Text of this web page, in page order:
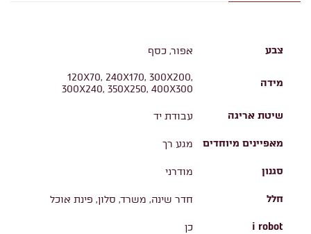
צבע אפור, כסף
מידה
120X70, 240X170, 300X200,
300X240, 350X250, 400X300
שיטת אריגה עבודת יד
מאפיינים מיוחדים מגע רך
סגנון מודרני
חלל חדר שינה, משרד, סלון, פינת אוכל
i robot כן